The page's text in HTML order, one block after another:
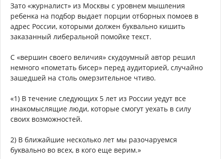
Зато «журналист» из Москвы с уровнем мышления
ребенка на подбор выдает порции отборных помоев в
адрес России, которыми должен буквально кишить
заказанный либеральной помойке текст.
С «вершин своего величия» скудоумный автор решил
немного «пометать бисер» перед аудиторией, случайно
зашедшей на столь омерзительное чтиво.
«1) В течение следующих 5 лет из России уедут все
инакомыслящие люди, которые смогут уехать в силу
своих возможностей.
2) В ближайшие несколько лет мы разочаруемся
буквально во всех, в кого еще верим.»